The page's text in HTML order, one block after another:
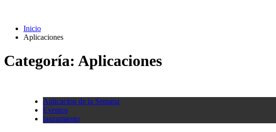
Inicio
Aplicaciones
Categoría: Aplicaciones
Aplicacion de la Semana
Eventos
lanzamiento